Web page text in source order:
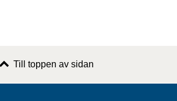
Till toppen av sidan